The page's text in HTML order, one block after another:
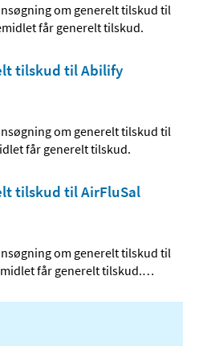
om generelt tilskud til
får generelt tilskud.
tilskud til Abilify
om generelt tilskud til
får generelt tilskud.
tilskud til AirFluSal
om generelt tilskud til
får generelt tilskud.…